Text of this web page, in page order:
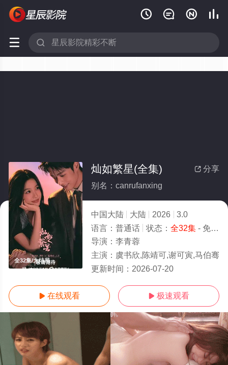
   
 
全32集/大结局
 分享
灿如繁星(全集)
别名：canrufanxing
中国大陆 大陆 2026
3.0
语言： 普通话 状态： 全32集- 免费在线观看
导演： 李青蓉
主演： 虞书欣,陈靖可,谢可寅,马伯骞
更新时间： 2026-07-20
 在线观看  极速观看